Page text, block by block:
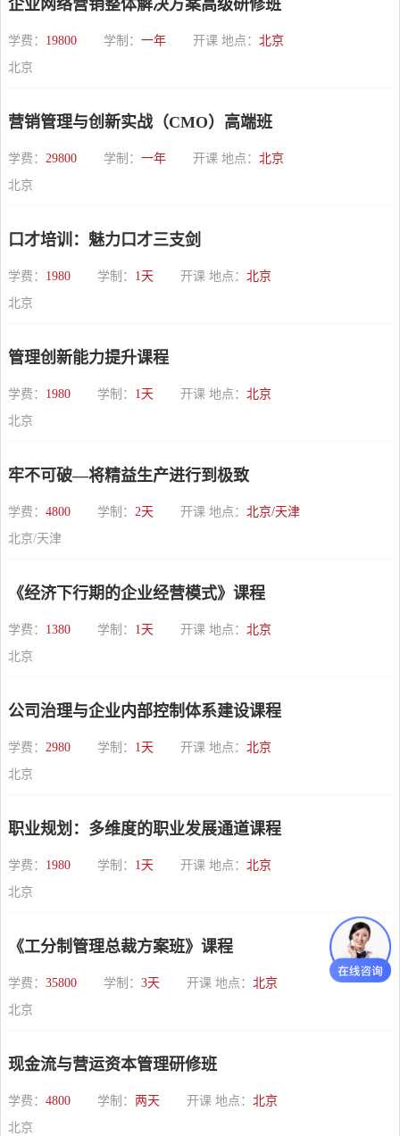
企业网络营销整体解决方案高级研修班
学费： 19800 学制： 一年 开课 地点： 北京
北京
营销管理与创新实战（CMO）高端班
学费： 29800 学制： 一年 开课 地点： 北京
北京
口才培训：魅力口才三支剑
学费： 1980 学制： 1天 开课 地点： 北京
北京
管理创新能力提升课程
学费： 1980 学制： 1天 开课 地点： 北京
北京
牢不可破—将精益生产进行到极致
学费： 4800 学制： 2天 开课 地点： 北京/天津
北京/天津
《经济下行期的企业经营模式》课程
学费： 1380 学制： 1天 开课 地点： 北京
北京
公司治理与企业内部控制体系建设课程
学费： 2980 学制： 1天 开课 地点： 北京
北京
职业规划：多维度的职业发展通道课程
学费： 1980 学制： 1天 开课 地点： 北京
北京
《工分制管理总裁方案班》课程
学费： 35800 学制： 3天 开课 地点： 北京
北京
现金流与营运资本管理研修班
学费： 4800 学制： 两天 开课 地点： 北京
北京